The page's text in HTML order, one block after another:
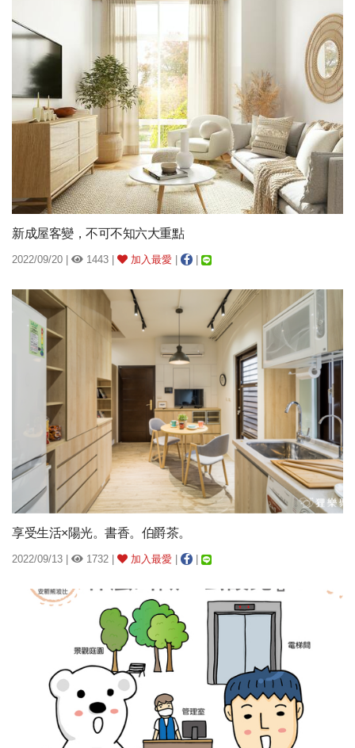
新成屋客變，不可不知六大重點
2022/09/20 | 1443 | 加入最愛
享受生活×陽光。書香。伯爵茶。
2022/09/13 | 1732 | 加入最愛